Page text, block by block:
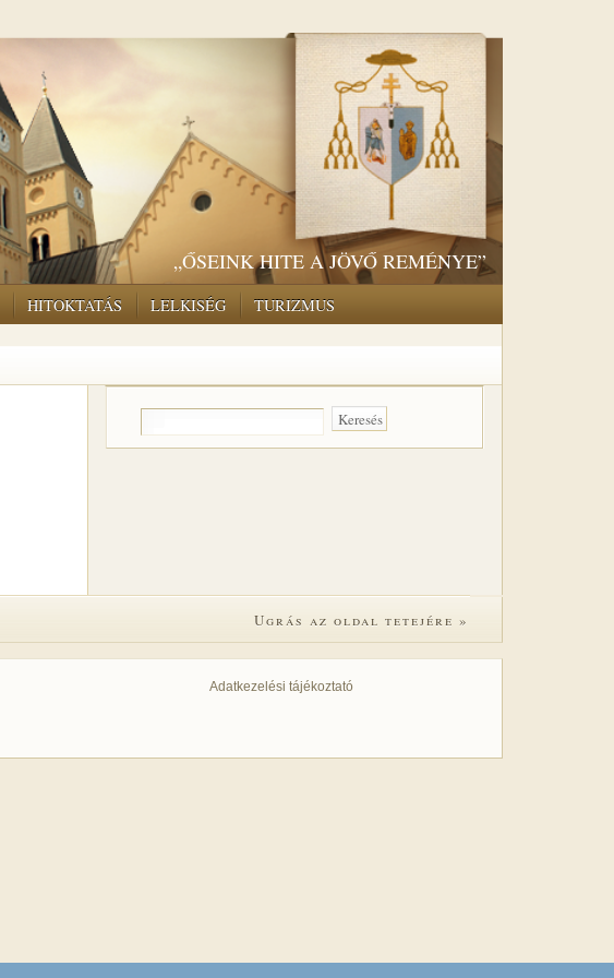
„ŐSEINK HITE A JÖVŐ REMÉNYE”
HITOKTATÁS LELKISÉG TURIZMUS
Ugrás az oldal tetejére »
Adatkezelési tájékoztató